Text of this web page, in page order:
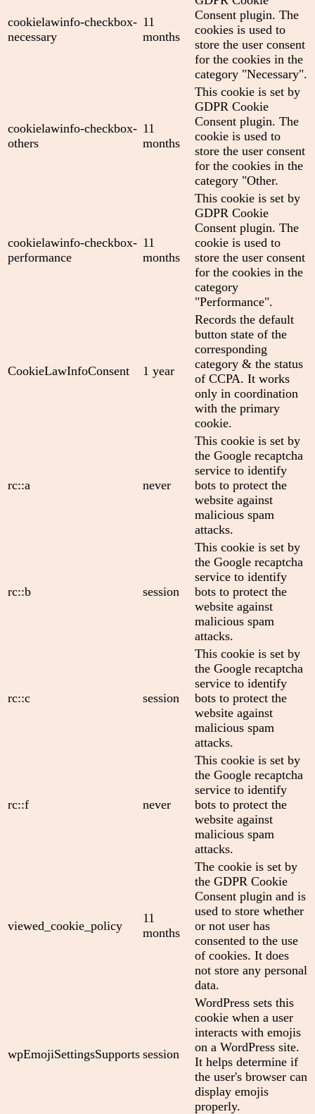
cookielawinfo-checkbox-
necessary
11
months
Consent plugin. The
cookies is used to
store the user consent
for the cookies in the
category "Necessary".
cookielawinfo-checkbox-
others
11
months
This cookie is set by
GDPR Cookie
Consent plugin. The
cookie is used to
store the user consent
for the cookies in the
category "Other.
cookielawinfo-checkbox-
performance
11
months
This cookie is set by
GDPR Cookie
Consent plugin. The
cookie is used to
store the user consent
for the cookies in the
category
"Performance".
CookieLawInfoConsent 1 year
Records the default
button state of the
corresponding
category & the status
of CCPA. It works
only in coordination
with the primary
cookie.
rc::a never
This cookie is set by
the Google recaptcha
service to identify
bots to protect the
website against
malicious spam
attacks.
rc::b session
This cookie is set by
the Google recaptcha
service to identify
bots to protect the
website against
malicious spam
attacks.
rc::c session
This cookie is set by
the Google recaptcha
service to identify
bots to protect the
website against
malicious spam
attacks.
rc::f never
This cookie is set by
the Google recaptcha
service to identify
bots to protect the
website against
malicious spam
attacks.
viewed_cookie_policy
11
months
The cookie is set by
the GDPR Cookie
Consent plugin and is
used to store whether
or not user has
consented to the use
of cookies. It does
not store any personal
data.
wpEmojiSettingsSupports session
WordPress sets this
cookie when a user
interacts with emojis
on a WordPress site.
It helps determine if
the user's browser can
display emojis
properly.